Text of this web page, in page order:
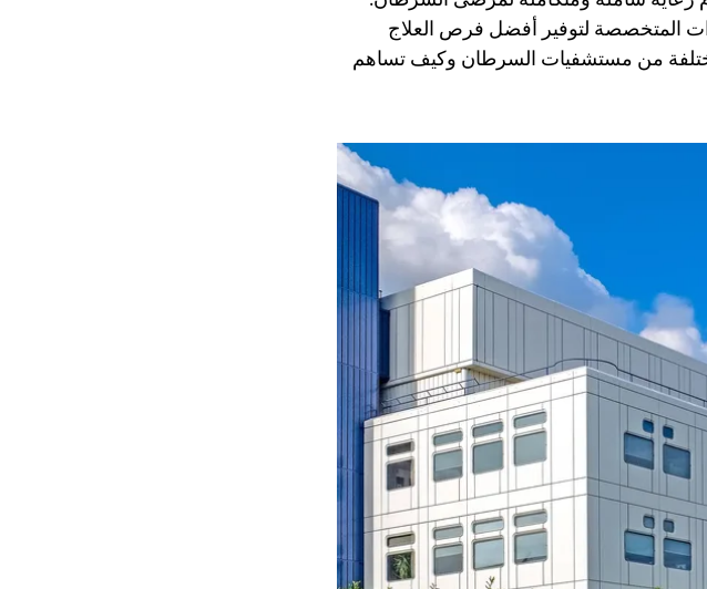
المتخصصة لتوفير أفضل فرص العلاج
من مستشفيات السرطان وكيف تساهم